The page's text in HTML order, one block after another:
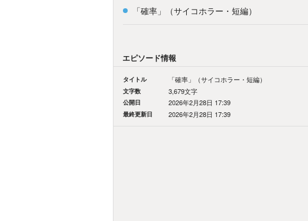
「確率」（サイコホラー・短編）
エピソード情報
タイトル 「確率」（サイコホラー・短編）
文字数 3,679文字
公開日 2026年2月28日 17:39
最終更新日 2026年2月28日 17:39